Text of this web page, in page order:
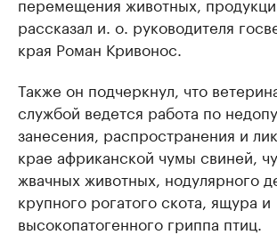
рассказал и. о. руководителя
края Роман Кривонос.
Также он подчеркнул, что
службой ведется работа по
занесения, распространения и
крае африканской чумы свиней,
жвачных животных, нодулярного
крупного рогатого скота, ящура и
высокопатогенного гриппа птиц.